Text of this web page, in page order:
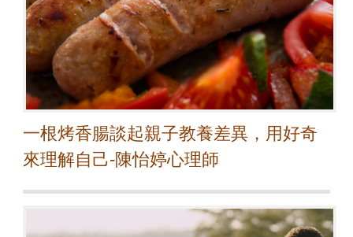
一根烤香腸談起親子教養差異，用好奇
來理解自己-陳怡婷心理師